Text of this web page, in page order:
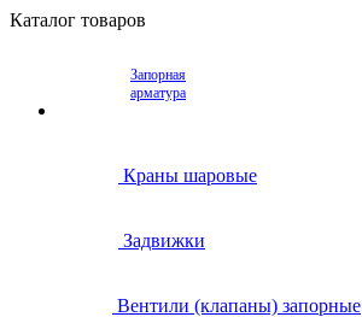
Каталог товаров
Запорная
арматура
Краны шаровые
Задвижки
Вентили (клапаны) запорные